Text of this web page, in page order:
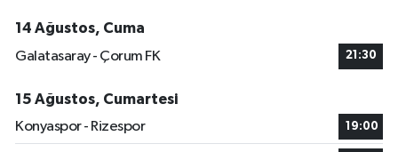
14 Ağustos, Cuma
Galatasaray - Çorum FK
21:30
15 Ağustos, Cumartesi
Konyaspor - Rizespor
19:00